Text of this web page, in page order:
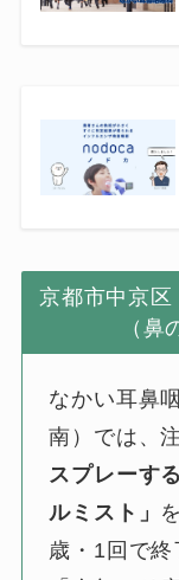
京都市中京区
（
なかい耳鼻
南）では、
スプレーす
ルミスト」
歳・1回で終